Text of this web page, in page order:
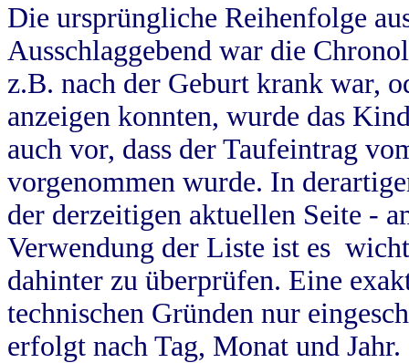
Die ursprüngliche Reihenfolge
Ausschlaggebend war die
z.B. nach der Geburt krank war,
anzeigen konnten, wurde das
auch vor, dass der Taufeintrag
vorgenommen wurde. In
der derzeitigen aktuellen Seite -
Verwendung der Liste ist es
dahinter zu überprüfen. Eine
technischen Gründen nur
erfolgt nach Tag, Monat und Jahr.